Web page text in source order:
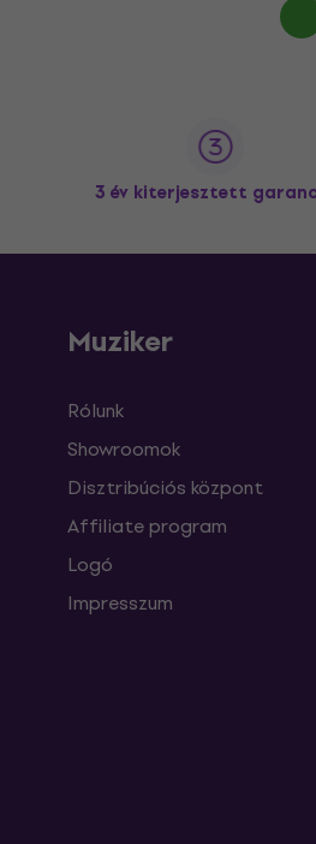
3 év kiterjesztett
Muziker
Rólunk
Showroomok
Disztribúciós központ
Affiliate program
Logó
Impresszum